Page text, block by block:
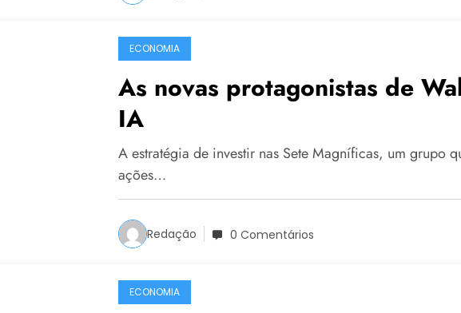
ECONOMIA
As novas protagonistas de
IA
A estratégia de investir nas Sete Magníficas, um grupo
ações…
Redação 0 Comentários
ECONOMIA